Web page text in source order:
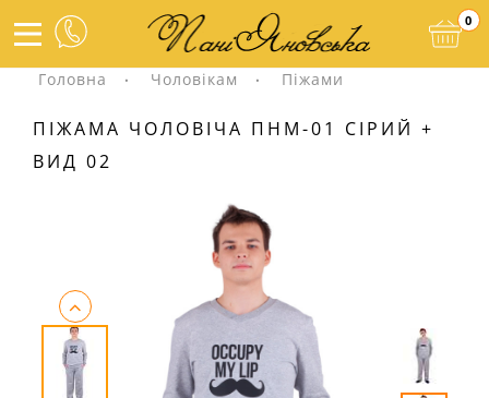
0
Головна Чоловікам Піжами
ПІЖАМА ЧОЛОВІЧА ПНМ-01 СІРИЙ +
ВИД 02